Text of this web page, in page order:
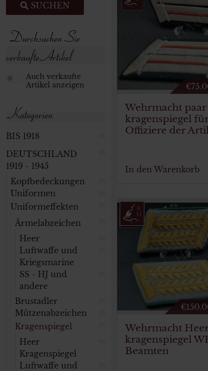
€
Wehrmacht paar
kragenspiegel
Offiziere der
In den Warenkorb
€
Wehrmacht
kragenspiegel
Beamten
SUCHEN
Durchsuchen Sie
verkaufte Artikel
Auch verkaufte
Artikel anzeigen
Kategorien
BIS 1918
DEUTSCHLAND
1919 - 1945
Kopfbedeckungen
Uniformen
Uniformeffekten
Ärmelabzeichen
Heer
Luftwaffe und
Kriegsmarine
SS - HJ und
andere
Brustadler
Mützenabzeichen
Kragenspiegel
Heer
Kragenspiegel
Luftwaffe und